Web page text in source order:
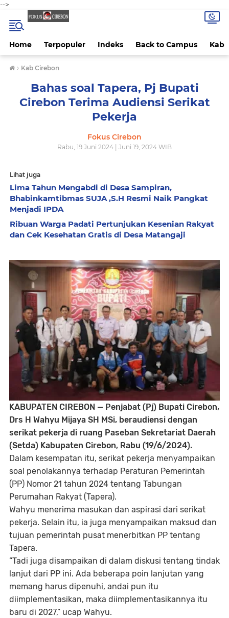
-->
Home Terpopuler Indeks Back to Campus Kab
› Kab Cirebon
Bahas soal Tapera, Pj Bupati
Cirebon Terima Audiensi Serikat
Pekerja
Fokus Cirebon
Rabu, 19 Juni 2024 | Juni 19, 2024 WIB
Lihat juga
Lima Tahun Mengabdi di Desa Sampiran,
Bhabinkamtibmas SUJA ,S.H Resmi Naik Pangkat
Menjadi IPDA
Ribuan Warga Padati Pertunjukan Kesenian Rakyat
dan Cek Kesehatan Gratis di Desa Matangaji
KABUPATEN CIREBON — Penjabat (Pj) Bupati Cirebon,
Drs H Wahyu Mijaya SH MSi, beraudiensi dengan
serikat pekerja di ruang Paseban Sekretariat Daerah
(Setda) Kabupaten Cirebon, Rabu (19/6/2024).
Dalam kesempatan itu, serikat pekerja menyampaikan
soal penolakannya terhadap Peraturan Pemerintah
(PP) Nomor 21 tahun 2024 tentang Tabungan
Perumahan Rakyat (Tapera).
Wahyu menerima masukan dan aspirasi dari serikat
pekerja. Selain itu, ia juga menyampaikan maksud dan
tujuan pemerintah pusat menerbitkan PP tentang
Tapera.
“Tadi juga disampaikan di dalam diskusi tentang tindak
lanjut dari PP ini. Ada beberapa poin lanjutan yang
memang harus dipenuhi, andai pun itu
diimplementasikan, maka diimplementasikannya itu
baru di 2027,” ucap Wahyu.